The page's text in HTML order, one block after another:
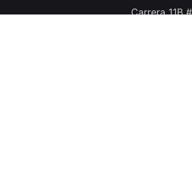
Carrera 11B